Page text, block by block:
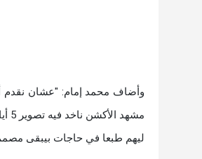
وأضاف محمد إمام: "عشان نقدم
ليهم طبعا في حاجات بيبقى